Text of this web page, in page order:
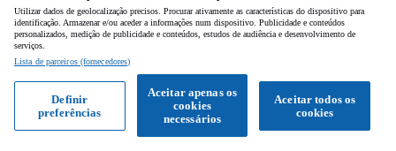
Utilizar dados de geolocalização precisos. Procurar ativamente as características do dispositivo para
identificação. Armazenar e/ou aceder a informações num dispositivo. Publicidade e conteúdos
personalizados, medição de publicidade e conteúdos, estudos de audiência e desenvolvimento de
serviços.
Lista de parceiros (fornecedores)
Aceitar todos os
cookies
Aceitar apenas os
cookies
necessários
Definir
preferências